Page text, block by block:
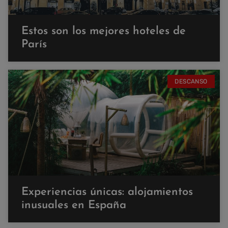
Estos son los mejores hoteles de
París
DESCANSO
Experiencias únicas: alojamientos
inusuales en España